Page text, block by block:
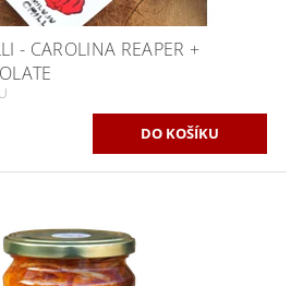
- CAROLINA REAPER +